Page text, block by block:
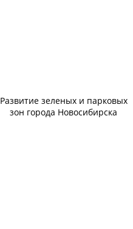
Развитие зеленых и парковых
зон города Новосибирска